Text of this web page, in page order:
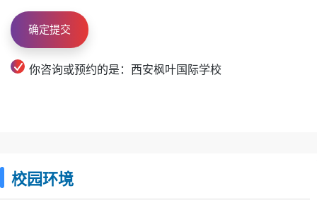
你咨询或预约的是：西安枫叶国际学校
校园环境